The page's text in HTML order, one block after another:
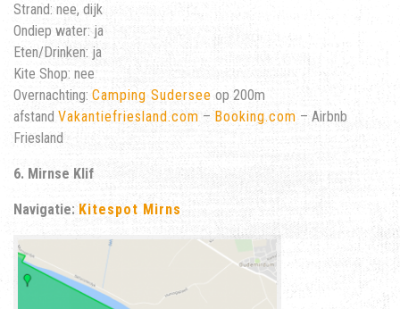
Strand: nee, dijk
Ondiep water: ja
Eten/Drinken: ja
Kite Shop: nee
Overnachting: Camping Sudersee op 200m
afstand Vakantiefriesland.com –Booking.com – Airbnb
Friesland
6. Mirnse Klif
Navigatie: Kitespot Mirns